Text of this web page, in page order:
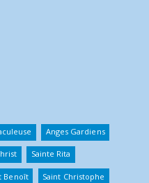
Anges Gardiens
Sainte Rita
Benoît Saint Christophe